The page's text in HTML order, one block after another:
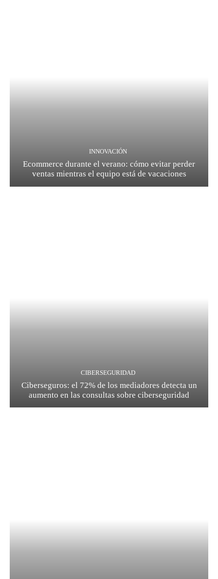
INNOVACIÓN
Ecommerce durante el verano: cómo evitar perder
ventas mientras el equipo está de vacaciones
CIBERSEGURIDAD
Ciberseguros: el 72% de los mediadores detecta un
aumento en las consultas sobre ciberseguridad